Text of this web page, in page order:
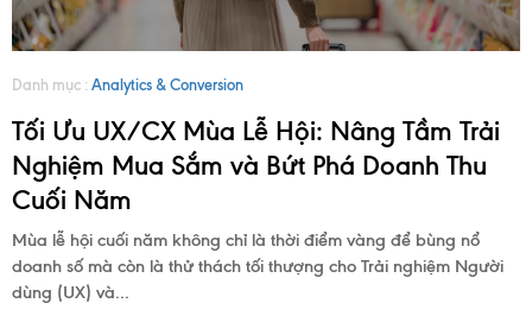
TRANG
CHỦ
DỊCH
Danh mục : Analytics & Conversion
Tối Ưu UX/CX Mùa Lễ Hội: Nâng Tầm Trải
Nghiệm Mua Sắm và Bứt Phá Doanh Thu
Cuối Năm
Mùa lễ hội cuối năm không chỉ là thời điểm vàng để bùng nổ
doanh số mà còn là thử thách tối thượng cho Trải nghiệm Người
dùng (UX) và...